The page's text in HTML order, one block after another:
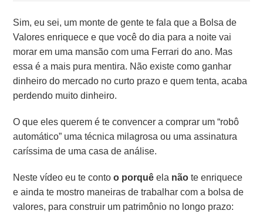
Sim, eu sei, um monte de gente te fala que a Bolsa de
Valores enriquece e que você do dia para a noite vai
morar em uma mansão com uma Ferrari do ano. Mas
essa é a mais pura mentira. Não existe como ganhar
dinheiro do mercado no curto prazo e quem tenta, acaba
perdendo muito dinheiro.
O que eles querem é te convencer a comprar um “robô
automático” uma técnica milagrosa ou uma assinatura
caríssima de uma casa de análise.
Neste vídeo eu te contoo porquêela nãote enriquece
e ainda te mostro maneiras de trabalhar com a bolsa de
valores, para construir um patrimônio no longo prazo: